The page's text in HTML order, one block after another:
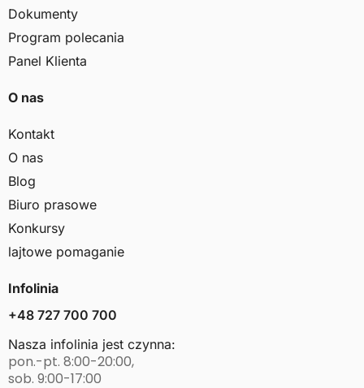
Dokumenty
Program polecania
Panel Klienta
O nas
Kontakt
O nas
Blog
Biuro prasowe
Konkursy
lajtowe pomaganie
Infolinia
+48 727 700 700
Nasza infolinia jest czynna:
pon.-pt. 8:00-20:00,
sob. 9:00-17:00